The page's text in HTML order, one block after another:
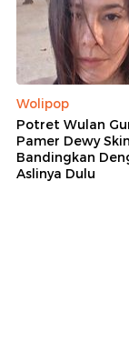
Wolipop
Potret Wulan
Pamer Dewy
Bandingkan
Aslinya Dulu